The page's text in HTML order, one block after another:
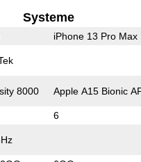
Systeme
iPhone 13 Pro Max
8000 Apple A15 Bionic
6